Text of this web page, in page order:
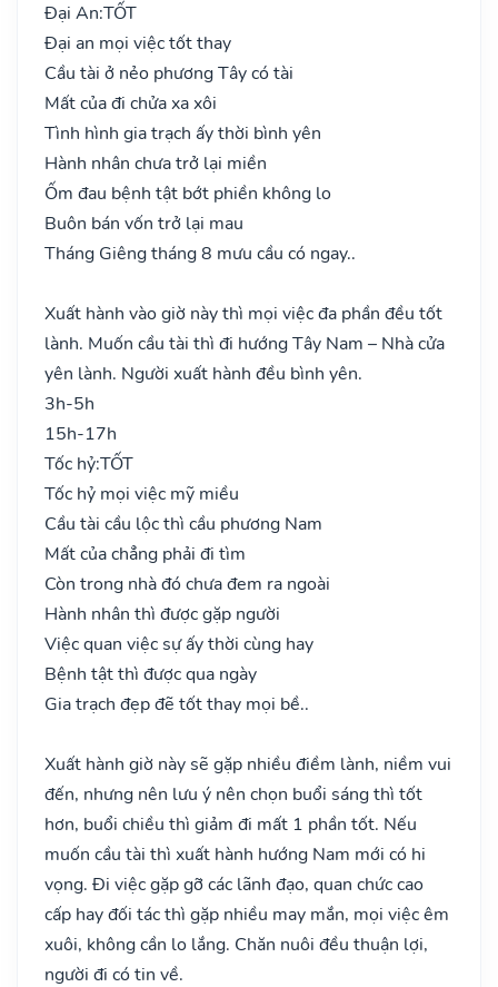
Đại An:TỐT
Đại an mọi việc tốt thay
Cầu tài ở nẻo phương Tây có tài
Mất của đi chửa xa xôi
Tình hình gia trạch ấy thời bình yên
Hành nhân chưa trở lại miền
Ốm đau bệnh tật bớt phiền không lo
Buôn bán vốn trở lại mau
Tháng Giêng tháng 8 mưu cầu có ngay..
Xuất hành vào giờ này thì mọi việc đa phần đều tốt
lành. Muốn cầu tài thì đi hướng Tây Nam – Nhà cửa
yên lành. Người xuất hành đều bình yên.
3h-5h
15h-17h
Tốc hỷ:TỐT
Tốc hỷ mọi việc mỹ miều
Cầu tài cầu lộc thì cầu phương Nam
Mất của chẳng phải đi tìm
Còn trong nhà đó chưa đem ra ngoài
Hành nhân thì được gặp người
Việc quan việc sự ấy thời cùng hay
Bệnh tật thì được qua ngày
Gia trạch đẹp đẽ tốt thay mọi bề..
Xuất hành giờ này sẽ gặp nhiều điềm lành, niềm vui
đến, nhưng nên lưu ý nên chọn buổi sáng thì tốt
hơn, buổi chiều thì giảm đi mất 1 phần tốt. Nếu
muốn cầu tài thì xuất hành hướng Nam mới có hi
vọng. Đi việc gặp gỡ các lãnh đạo, quan chức cao
cấp hay đối tác thì gặp nhiều may mắn, mọi việc êm
xuôi, không cần lo lắng. Chăn nuôi đều thuận lợi,
người đi có tin về.